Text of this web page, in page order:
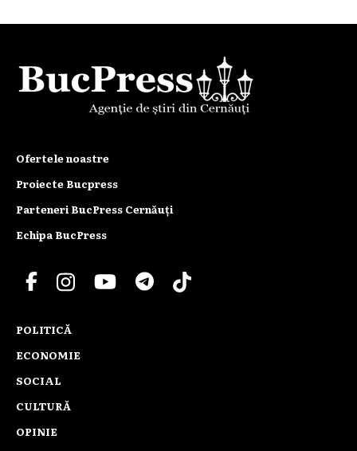
Ofertele noastre
Proiecte Bucpress
Parteneri BucPress Cernăuți
Echipa BucPress
POLITICĂ
ECONOMIE
SOCIAL
CULTURĂ
OPINIE